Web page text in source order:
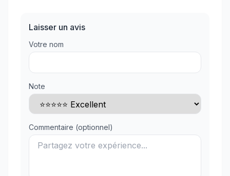
Laisser un avis
Votre nom
Note
Commentaire (optionnel)